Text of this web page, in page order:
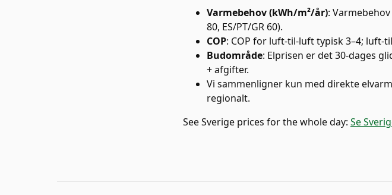
Varmebehov (kWh/m²/år):
80, ES/PT/GR 60).
COP: COP for luft-til-luft typisk 3–4; luft-
Budområde: Elprisen er det 30-dages
+ afgifter.
Vi sammenligner kun med direkte
regionalt.
SeeSverige prices for the whole day: Se